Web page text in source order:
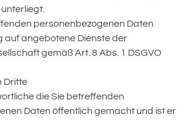
personenbezogenen Daten
auf angebotene Dienste der
gemäß Art. 8 Abs. 1 DSGVO
Dritte
die Sie betreffenden
Daten öffentlich gemacht und ist er